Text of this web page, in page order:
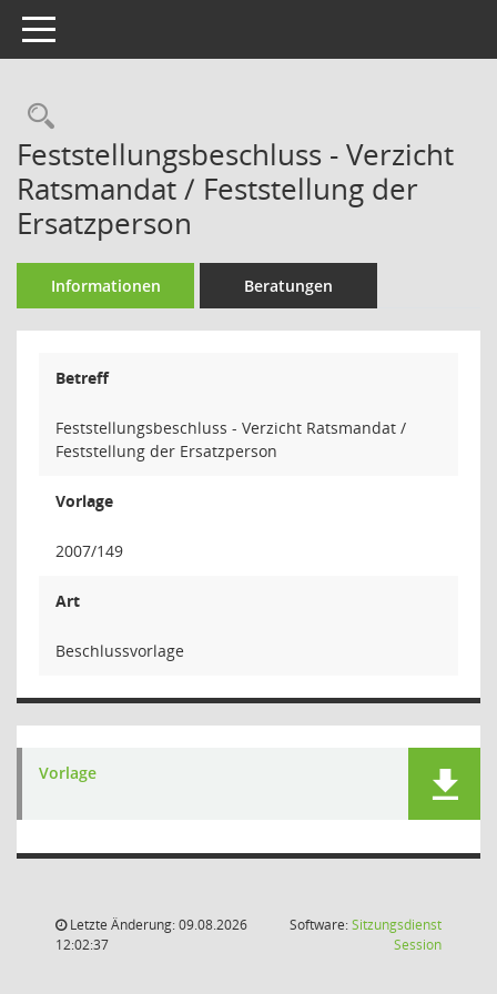
Toggle navigation
Rechercheauswahl
Feststellungsbeschluss - Verzicht
Ratsmandat / Feststellung der
Ersatzperson
Informationen Beratungen
Betreff
Feststellungsbeschluss - Verzicht Ratsmandat /
Feststellung der Ersatzperson
Vorlage
2007/149
Art
Beschlussvorlage
Vorlage
Letzte Änderung: 09.08.2026
12:02:37
Software:Sitzungsdienst
Session(Wird in